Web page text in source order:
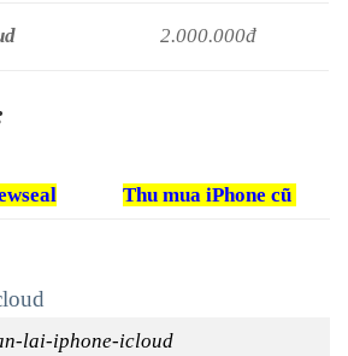
2.000.000đ
Thu mua iPhone cũ
lai-iphone-icloud